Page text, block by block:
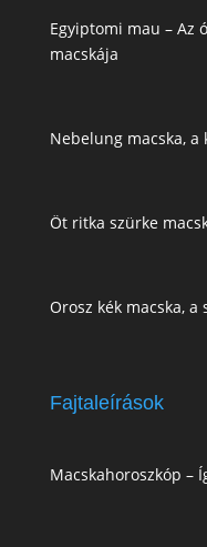
Egyiptomi mau – Az
macskája
Nebelung macska, a
Öt ritka szürke
Orosz kék macska,
Fajtaleírások
Macskahoroszkóp –